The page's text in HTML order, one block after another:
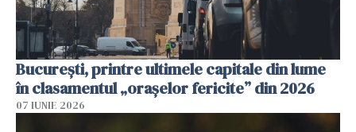
București, printre ultimele capitale din lume
în clasamentul „orașelor fericite” din 2026
07 IUNIE 2026